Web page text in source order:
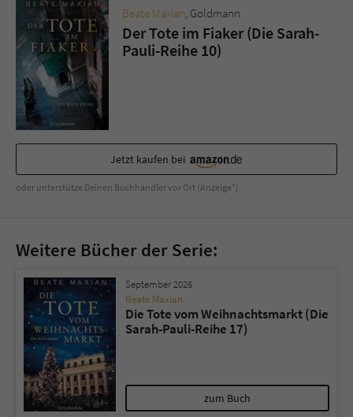
Beate Maxian, Goldmann
Der Tote im Fiaker (Die Sarah-
Pauli-Reihe 10)
Jetzt kaufen bei
oder unterstütze Deinen Buchhändler vor Ort (Anzeige*)
Weitere Bücher der Serie:
September 2026
Beate Maxian
Die Tote vom Weihnachtsmarkt (Die
Sarah-Pauli-Reihe 17)
zum Buch